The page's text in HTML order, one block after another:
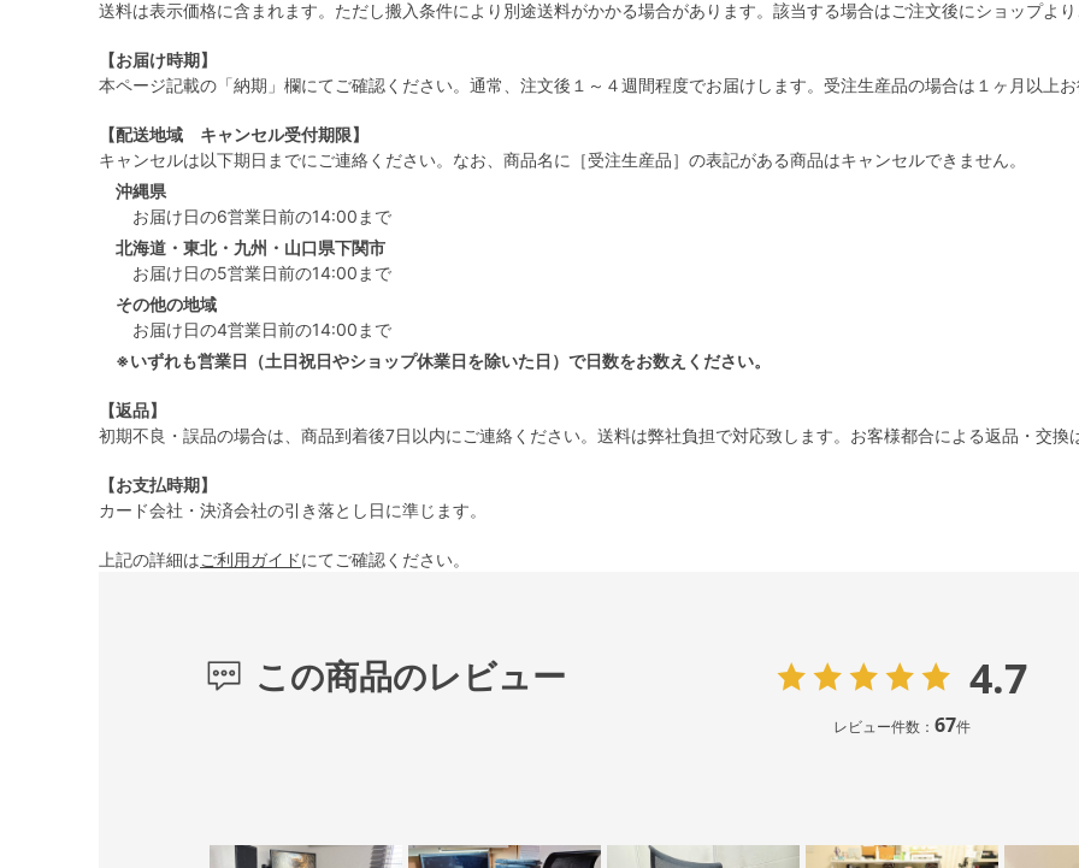
送料は表示価格に含まれます。ただし搬入条件により別途送料がかかる場合があります。該当する場合はご注文後にショップより
【お届け時期】
本ページ記載の「納期」欄にてご確認ください。通常、注文後１～４週間程度でお届けします。受注生産品の場合は１ヶ月以上お
【配送地域 キャンセル受付期限】
キャンセルは以下期日までにご連絡ください。なお、商品名に［受注生産品］の表記がある商品はキャンセルできません。
沖縄県
お届け日の6営業日前の14:00まで
北海道・東北・九州・山口県下関市
お届け日の5営業日前の14:00まで
その他の地域
お届け日の4営業日前の14:00まで
※いずれも営業日（土日祝日やショップ休業日を除いた日）で日数をお数えください。
【返品】
初期不良・誤品の場合は、商品到着後7日以内にご連絡ください。送料は弊社負担で対応致します。お客様都合による返品・交換
【お支払時期】
カード会社・決済会社の引き落とし日に準じます。
上記の詳細はご利用ガイドにてご確認ください。
この商品のレビュー 4.7
レビュー件数： 67件